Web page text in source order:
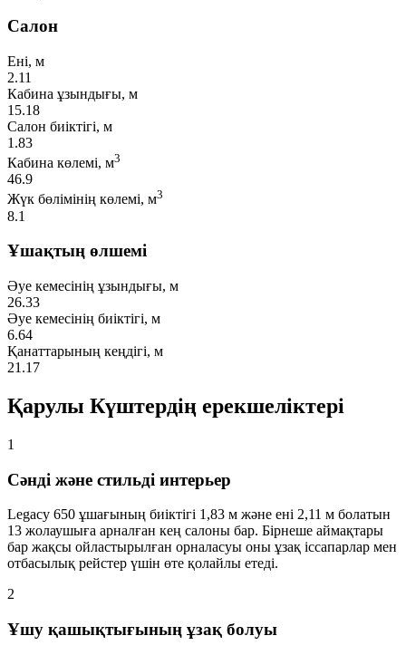
Салон
Ені, м
2.11
Кабина ұзындығы, м
15.18
Салон биіктігі, м
1.83
Кабина көлемі, м3
46.9
Жүк бөлімінің көлемі, м3
8.1
Ұшақтың өлшемі
Әуе кемесінің ұзындығы, м
26.33
Әуе кемесінің биіктігі, м
6.64
Қанаттарының кеңдігі, м
21.17
Қарулы Күштердің ерекшеліктері
1
Сәнді және стильді интерьер
Legacy 650 ұшағының биіктігі 1,83 м және ені 2,11 м болатын
13 жолаушыға арналған кең салоны бар. Бірнеше аймақтары
бар жақсы ойластырылған орналасуы оны ұзақ іссапарлар мен
отбасылық рейстер үшін өте қолайлы етеді.
2
Ұшу қашықтығының ұзақ болуы